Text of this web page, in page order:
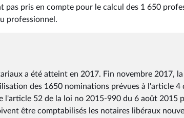
pas pris en compte pour le calcul des 1 650
professionnel.
a été atteint en 2017. Fin novembre 2017,
des 1650 nominations prévues à l'article 4
l'article 52 de la loi no 2015-990 du 6 août 2015
être comptabilisés les notaires libéraux